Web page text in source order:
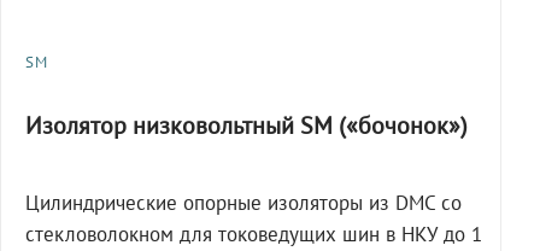
SM
Изолятор низковольтный SM («бочонок»)
Цилиндрические опорные изоляторы из DMC со
стекловолокном для токоведущих шин в НКУ до 1